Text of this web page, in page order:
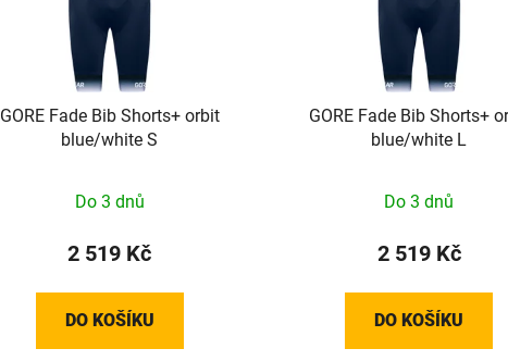
GORE Fade Bib Shorts+ orbit
blue/white S
Do 3 dnů
2 519 Kč
DO KOŠÍKU
GORE Fade Bib Shorts+
blue/white L
Do 3 dnů
2 519 Kč
DO KOŠÍKU